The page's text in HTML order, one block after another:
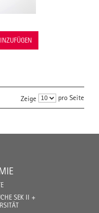
Zeige pro Seite
SEK II +